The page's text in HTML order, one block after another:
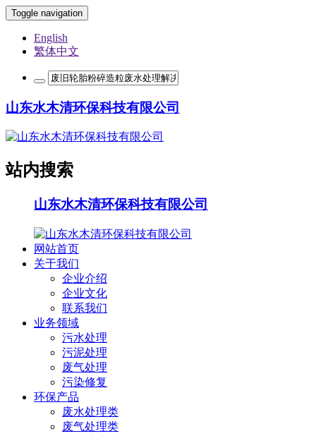
Toggle navigation
English
繁体中文
山东水木清环保科技有限公司
站内搜索
山东水木清环保科技有限公司
网站首页
关于我们
企业介绍
企业文化
联系我们
业务领域
污水处理
污泥处理
废气处理
污染修复
环保产品
废水处理类
废气处理类